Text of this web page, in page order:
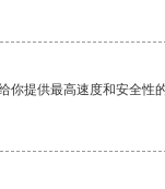
你提供最高速度和安全性